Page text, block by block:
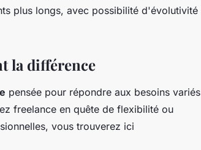
plus longs, avec possibilité d'évolutivité
la différence
pensée pour répondre aux besoins variés
freelance en quête de flexibilité ou
vous trouverez ici